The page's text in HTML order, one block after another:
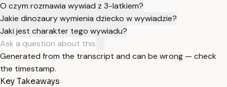
O czym rozmawia wywiad z 3-latkiem?
Jakie dinozaury wymienia dziecko w wywiadzie?
Jaki jest charakter tego wywiadu?
Generated from the transcript and can be wrong — check
the timestamp.
Key Takeaways